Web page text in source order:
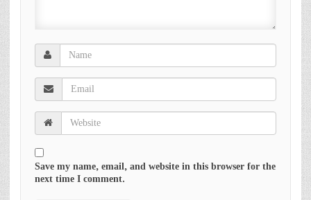
Save my name, email, and website in this browser for the
next time I comment.